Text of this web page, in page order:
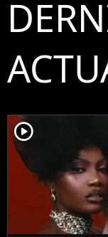
player2